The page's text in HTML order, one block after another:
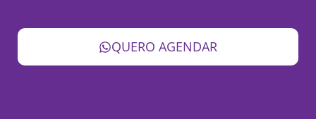
QUERO AGENDAR